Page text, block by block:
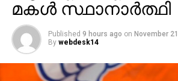
മകള്‍ സ്ഥാനാര്‍ത്ഥി
Published 9 hours ago on November
By webdesk14